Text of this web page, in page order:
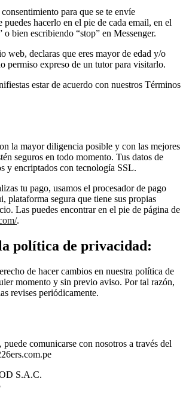
para que se te envíe
hacerlo en el pie de cada email, en el
o bien escribiendo “stop” en Messenger.
web, declaras que eres mayor de edad y/o
permiso expreso de un tutor para visitarlo.
estar de acuerdo con nuestros Términos
la mayor diligencia posible y con las mejores
seguros en todo momento. Tus datos de
y encriptados con tecnología SSL.
tu pago, usamos el procesador de pago
plataforma segura que tiene sus propias
Las puedes encontrar en el pie de página de
.
política de privacidad:
de hacer cambios en nuestra política de
momento y sin previo aviso. Por tal razón,
revises periódicamente.
puede comunicarse con nosotros a través del
S.A.C.